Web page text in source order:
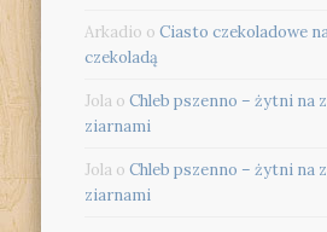
Arkadio oCiasto czekoladowe
czekoladą
Jola oChleb pszenno – żytni na
ziarnami
Jola oChleb pszenno – żytni na
ziarnami